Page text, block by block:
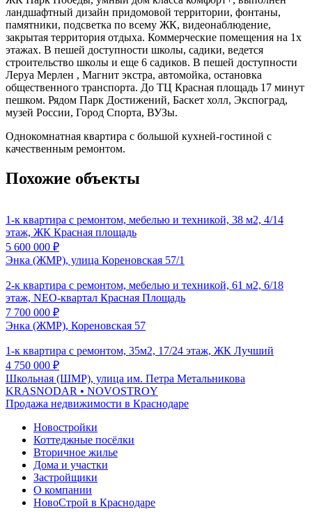
ландшафтный дизайн придомовой территории, фонтаны,
памятники, подсветка по всему ЖК, видеонаблюдение,
закрытая территория отдыха. Коммерческие помещения на 1х
этажах. В пешей доступности школы, садики, ведется
строительство школы и еще 6 садиков. В пешей доступности
Леруа Мерлен , Магнит экстра, автомойка, остановка
общественного транспорта. До ТЦ Красная площадь 17 минут
пешком. Рядом Парк Достижений, Баскет холл, Экспоград,
музей России, Город Спорта, ВУЗы.
Однокомнатная квартира с большой кухней-гостиной с
качественным ремонтом.
Похожие объекты
1-к квартира с ремонтом, мебелью и техникой, 38 м2, 4/14
этаж, ЖК Красная площадь
5 600 000 ₽
Энка (ЖМР), улица Кореновская 57/1
2-к квартира с ремонтом, мебелью и техникой, 61 м2, 6/18
этаж, NEO-квартал Красная Площадь
7 700 000 ₽
Энка (ЖМР), Кореновская 57
1-к квартира с ремонтом, 35м2, 17/24 этаж, ЖК Лучший
4 750 000 ₽
Школьная (ШМР), улица им. Петра Метальникова
KRASNODAR • NOVOSTROY
Продажа недвижимости в Краснодаре
Новостройки
Коттеджные посёлки
Вторичное жилье
Дома и участки
Застройщики
О компании
НовоСтрой в Краснодаре